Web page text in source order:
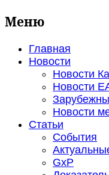
Меню
Главная
Новости
Новости
Новости
Новости
Статьи
События
GxP